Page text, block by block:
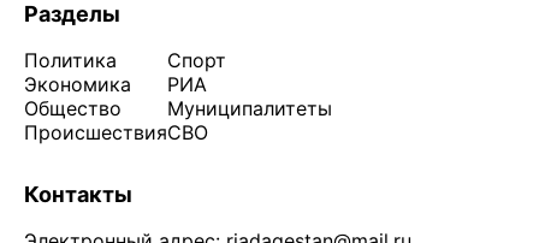
Разделы
Политика
Экономика
Общество
Происшествия
Спорт
РИА
Муниципалитеты
СВО
Контакты